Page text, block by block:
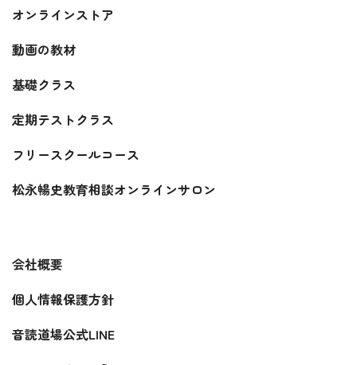
オンラインストア
動画の教材
基礎クラス
定期テストクラス
フリースクールコース
松永暢史教育相談オンラインサロン
会社概要
個人情報保護方針
音読道場公式LINE